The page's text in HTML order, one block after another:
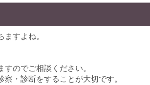
すよね。
のでご相談ください。
・診断をすることが大切です。